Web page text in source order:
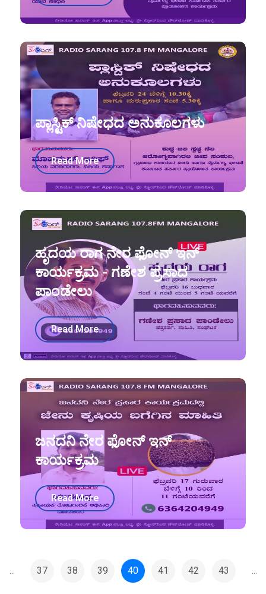
ಪ್ಲಾಸ್ಟಿಕ್ ನಿಷೇಧದ ಅನುಕೂಲಗಳು
Read More
ಹೃದಯ ರಾಗ ನೇರ ಫೋನ್ ಇನ್
ಕಾರ್ಯಕ್ರಮ - ಗಣೇಶ ಪ್ರಸಾದ
ಪಾಂಡೇಲು
Read More
ಜನದನಿ ನೇರ ಫೋನ್ ಇನ್
ಕಾರ್ಯಕ್ರಮ
Read More
37 38 39 40 41 42 43